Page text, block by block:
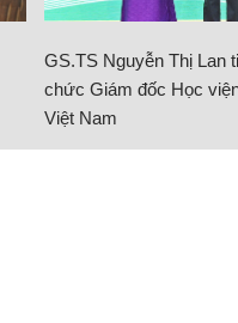
GS.TS Nguyễn Thị Lan
chức Giám đốc Học
Việt Nam